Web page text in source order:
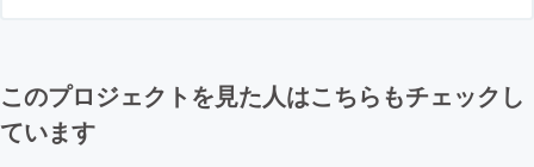
このプロジェクトを見た人はこちらもチェックし
ています